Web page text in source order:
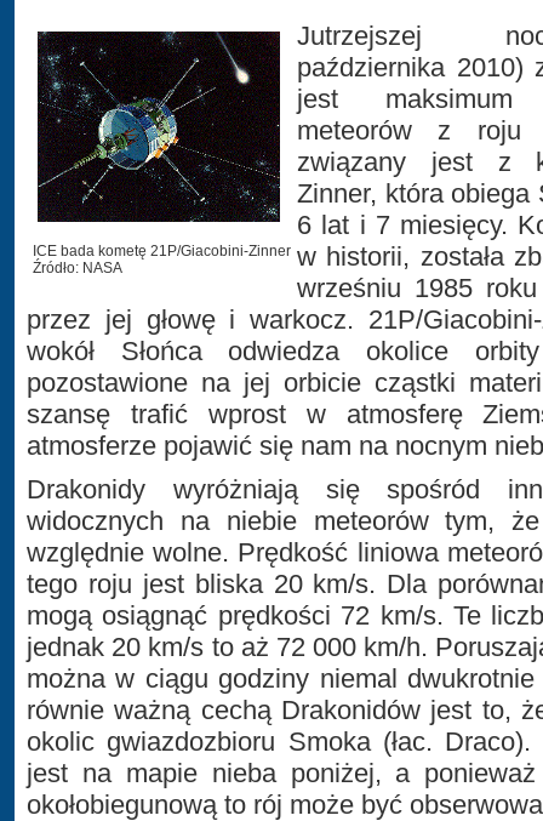
ICE bada kometę 21P/Giacobini-Zinner
Źródło: NASA
Jutrzejszej
października 2010)
jest maksimum
meteorów z roju
związany jest z
Zinner, która obiega
6 lat i 7 miesięcy.
w historii, została
wrześniu 1985
przez jej głowę i warkocz. 21P/
wokół Słońca odwiedza okolice
pozostawione na jej orbicie cząstki
szansę trafić wprost w atmosferę
atmosferze pojawić się nam na nocnym
Drakonidy wyróżniają się spośród
widocznych na niebie meteorów tym,
względnie wolne. Prędkość liniowa
tego roju jest bliska 20 km/s. Dla
mogą osiągnąć prędkości 72 km/s. Te
jednak 20 km/s to aż 72 000 km/h.
można w ciągu godziny niemal
równie ważną cechą Drakonidów jest to,
okolic gwiazdozbioru Smoka (łac.
jest na mapie nieba poniżej, a
okołobiegunową to rój może być